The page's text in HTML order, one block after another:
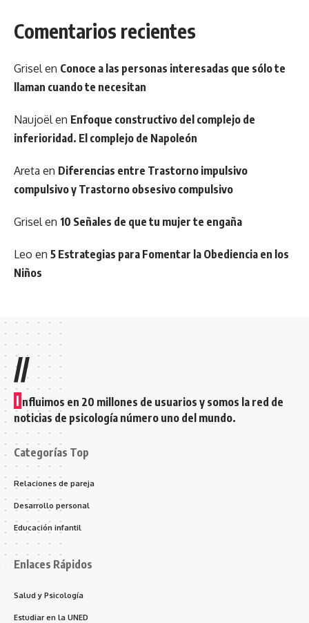
Comentarios recientes
Grisel en Conoce a las personas interesadas que sólo te
llaman cuando te necesitan
Naujoël en Enfoque constructivo del complejo de
inferioridad. El complejo de Napoleón
Areta en Diferencias entre Trastorno impulsivo
compulsivo y Trastorno obsesivo compulsivo
Grisel en 10 Señales de que tu mujer te engaña
Leo en 5 Estrategias para Fomentar la Obediencia en los
Niños
//
I nfluimos en 20 millones de usuarios y somos la red de
noticias de psicología número uno del mundo.
Categorías Top
Relaciones de pareja
Desarrollo personal
Educación infantil
Enlaces Rápidos
Salud y Psicología
Estudiar en la UNED